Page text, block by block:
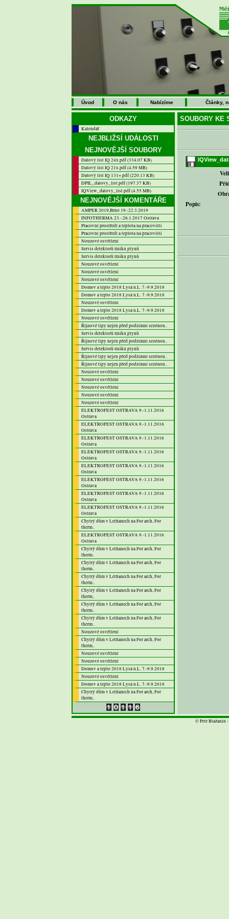
Úvod O nás Nabízíme Články,
ODKAZY
Kalendář
NEJBLIŽSÍ UDÁLOSTI
NEJNOVĚJŠÍ SOUBORY
Datový list IQ 24x.pdf (334.07 KB)
Datový list IQ 21x.pdf (4.59 MB)
Datový list IQ 131+.pdf (220.13 KB)
DPIL_datovy_list.pdf (197.37 KB)
IQView_datovy_list.pdf (4.55 MB)
NEJNOVĚJŠÍ KOMENTÁŘE
AMPER 2019,Brno 19.-22.3.2019
INFOTHERMA 23.-.26.1.2017 Ostrava
Pracovní prostředí a teplota na pracovišti
Pracovní prostředí a teplota na pracovišti
Nouzové osvětlení
Servis detektorů úniku plynů
Servis detektorů úniku plynů
Nouzové osvětlení
Nouzové osvětlení
Nouzové osvětlení
Domov a teplo 2018 Lysá n.L. 7.-9.9.2018
Domov a teplo 2018 Lysá n.L. 7.-9.9.2018
Nouzové osvětlení
Domov a teplo 2018 Lysá n.L. 7.-9.9.2018
Nouzové osvětlení
Říjnové tipy nejen před podzimní sezónou..
Servis detektorů úniku plynů
Říjnové tipy nejen před podzimní sezónou..
Servis detektorů úniku plynů
Říjnové tipy nejen před podzimní sezónou..
Říjnové tipy nejen před podzimní sezónou..
Nouzové osvětlení
Nouzové osvětlení
Nouzové osvětlení
Nouzové osvětlení
Nouzové osvětlení
ELEKTROFEST OSTRAVA 9.-1.11.2016
Ostrava
ELEKTROFEST OSTRAVA 9.-1.11.2016
Ostrava
ELEKTROFEST OSTRAVA 9.-1.11.2016
Ostrava
ELEKTROFEST OSTRAVA 9.-1.11.2016
Ostrava
ELEKTROFEST OSTRAVA 9.-1.11.2016
Ostrava
ELEKTROFEST OSTRAVA 9.-1.11.2016
Ostrava
ELEKTROFEST OSTRAVA 9.-1.11.2016
Ostrava
ELEKTROFEST OSTRAVA 9.-1.11.2016
Ostrava
Chytrý dům v Letňanech na For arch, For
therm..
ELEKTROFEST OSTRAVA 9.-1.11.2016
Ostrava
Chytrý dům v Letňanech na For arch, For
therm..
Chytrý dům v Letňanech na For arch, For
therm..
Chytrý dům v Letňanech na For arch, For
therm..
Chytrý dům v Letňanech na For arch, For
therm..
Chytrý dům v Letňanech na For arch, For
therm..
Chytrý dům v Letňanech na For arch, For
therm..
Nouzové osvětlení
Chytrý dům v Letňanech na For arch, For
therm..
Nouzové osvětlení
Nouzové osvětlení
Domov a teplo 2018 Lysá n.L. 7.-9.9.2018
Nouzové osvětlení
Domov a teplo 2018 Lysá n.L. 7.-9.9.2018
Chytrý dům v Letňanech na For arch, For
therm..
SOUBORY KE
Popis:
© Petr Blažanin